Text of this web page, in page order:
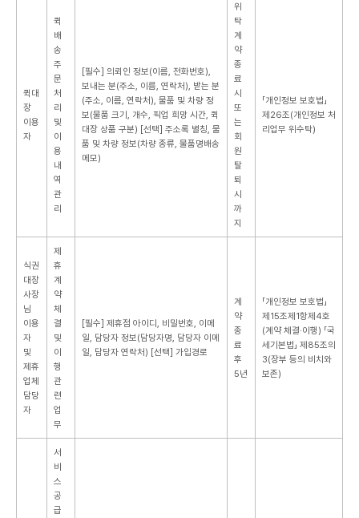
퀵대
장
이용
자
퀵
배
송
주
문
처
리
및
이
용
내
역
관
리
[필수] 의뢰인 정보(이름, 전화번호),
보내는 분(주소, 이름, 연락처), 받는 분
(주소, 이름, 연락처), 물품 및 차량 정
보(물품 크기, 개수, 픽업 희망 시간, 퀵
대장 상품 구분) [선택] 주소록 별칭, 물
품 및 차량 정보(차량 종류, 물품명배송
메모)
위
탁
계
약
종
료
시
또
는
회
원
탈
퇴
시
까
지
「개인정보 보호법」
제26조(개인정보 처
리업무 위수탁)
식권
대장
사장
님
이용
자
및
제휴
업체
담당
자
제
휴
계
약
체
결
및
이
행
관
련
업
무
[필수] 제휴점 아이디, 비밀번호, 이메
일, 담당자 정보(담당자명, 담당자 이메
일, 담당자 연락처) [선택] 가입경로
계
약
종
료
후
5년
「개인정보 보호법」
제15조제1항제4호
(계약 체결·이행) 「국
세기본법」 제85조의
3(장부 등의 비치와
보존)
서
비
스
공
급